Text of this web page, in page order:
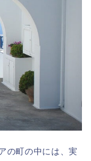
の町の中には、実